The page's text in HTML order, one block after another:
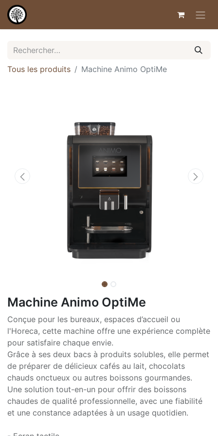
Tous les produits Machine Animo OptiMe
Machine Animo OptiMe
Conçue pour les bureaux, espaces d’accueil ou
l'Horeca, cette machine offre une expérience complète
pour satisfaire chaque envie.
Grâce à ses deux bacs à produits solubles, elle permet
de préparer de délicieux cafés au lait, chocolats
chauds onctueux ou autres boissons gourmandes.
Une solution tout-en-un pour offrir des boissons
chaudes de qualité professionnelle, avec une fiabilité
et une constance adaptées à un usage quotidien.